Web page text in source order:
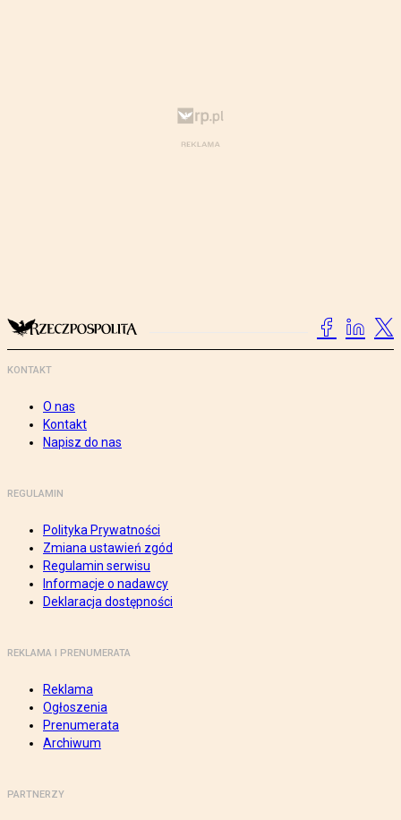
KONTAKT
O nas
Kontakt
Napisz do nas
REGULAMIN
Polityka Prywatności
Zmiana ustawień zgód
Regulamin serwisu
Informacje o nadawcy
Deklaracja dostępności
REKLAMA I PRENUMERATA
Reklama
Ogłoszenia
Prenumerata
Archiwum
PARTNERZY